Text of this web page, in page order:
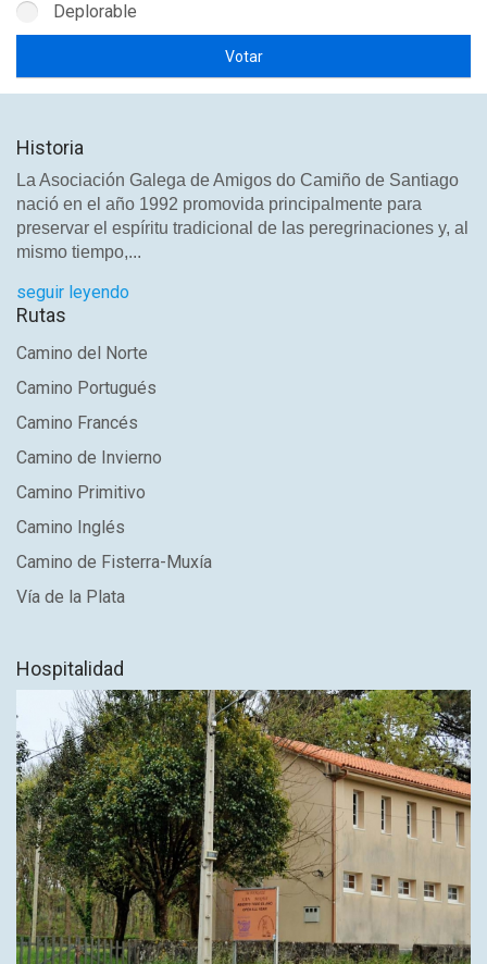
Deplorable
Historia
La Asociación Galega de Amigos do Camiño de Santiago
nació en el año 1992 promovida principalmente para
preservar el espíritu tradicional de las peregrinaciones y, al
mismo tiempo,...
seguir leyendo
Rutas
Camino del Norte
Camino Portugués
Camino Francés
Camino de Invierno
Camino Primitivo
Camino Inglés
Camino de Fisterra-Muxía
Vía de la Plata
Hospitalidad